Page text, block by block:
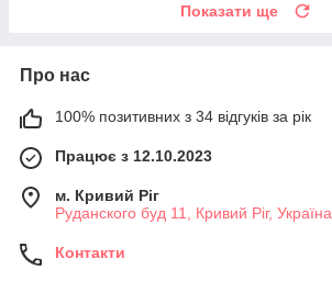
Показати ще
Про нас
100% позитивних з 34 відгуків за рік
Працює з 12.10.2023
м. Кривий Ріг
Руданского буд 11, Кривий Ріг, Україна
Контакти